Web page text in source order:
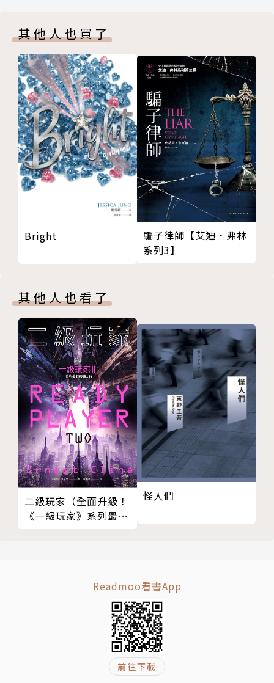
那瞬間我突然想到這嬰兒的死亡。我在這個故事中長
大。幼小的動物中最軟弱的動物，像半月糕一樣白嫩又
美麗的嬰兒。我在她死掉的地方出生，在那裡成長。
〈笑得很白〉
你笑得很白。
若人們這樣形容，就代表你是某種靜靜忍耐，費力想笑
他笑得很白。
若人們這樣形容，就代表他（或許）是某種費力想跟自
〈方糖〉
堆在白色紙張上的正六面體構造，完美得近乎端正，對
女人而言，就像是什麼美得過份的事物。……有些記憶
不會因時間的流逝而毀損，痛苦也是一樣。時間會影響
並破壞所有一切的這句話，並非事實。
〈蕾絲窗簾〉
那女人走在結冰的路面上時，抬頭看向某棟建築物的二
樓。鏤空的蕾絲窗簾擋住了視野。不知是否因為有某個
不會變髒的白色事物在我們裡面翻滾蕩漾，所以每每面
對那種整潔的事物時，內心才會覺得感動？
雖然女人覺得石頭白到可以透視，但事實上並沒有透明
到可以看見裡面。（其實那只是一顆平凡的白色石
頭。）女人偶爾會把石頭拿出來放在手掌心。若能將沉
默凝結成最小且堅硬的物品，想必就是這種觸感。
其他人也買了
Bright
騙子律師【艾迪．弗林
系列3】
其他人也看了
二級玩家（全面升級！
《一級玩家》系列最新
怪人們
Readmoo看書App
前往下載